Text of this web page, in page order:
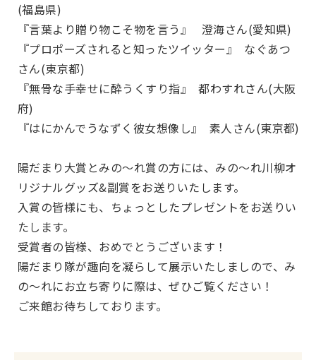
(福島県)
『言葉より贈り物こそ物を言う』 澄海さん(愛知県)
『プロポーズされると知ったツイッター』 なぐあつ
さん(東京都)
『無骨な手幸せに酔うくすり指』 都わすれさん(大阪
府)
『はにかんでうなずく彼女想像し』 素人さん(東京都)
陽だまり大賞とみの～れ賞の方には、みの～れ川柳オ
リジナルグッズ&副賞をお送りいたします。
入賞の皆様にも、ちょっとしたプレゼントをお送りい
たします。
受賞者の皆様、おめでとうございます！
陽だまり隊が趣向を凝らして展示いたしましので、み
の～れにお立ち寄りに際は、ぜひご覧ください！
ご来館お待ちしております。